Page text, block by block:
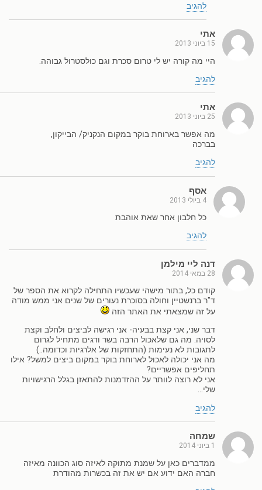
להגיב
אתי
15 ביוני 2013
היי מה קורה יש לי טרום סכרת וגם כולסטרול גבוהה.
להגיב
אתי
25 ביוני 2013
מה אפשר בארוחת בוקר במקום הנקניק/ הבייקון,
בברכה
להגיב
אסף
4 ביולי 2013
כל חלבון אחר שאת אוהבת
להגיב
דנה ליי מילמן
28 במאי 2014
קודם כל, בתור מישהי שעכשיו התחילה לקרוא את הספר של
ד"ר ברנשטיין וחולה בסוכרת נעורים של שנים אני ממש מודה
על זה שמצאתי את האתר הזה
דבר שני, אני קצת בבעיה- אני רגישה לביצים ולחלב וקצת
לסויה. מה גם שלאכול הרבה בשר ודגים מתחיל לגרום
לתגובות לא נעימות (התחזקות של אלרגיות וכדומה..)
מה אני יכולה לאכול לארוחת בוקר במקום ביצים למשל? אילו
תחליפים אפשריים?
אני לא רוצה לוותר על ההזדמנות להתאזן בגלל הרגישויות
שלי…
להגיב
שמחה
1 ביוני 2014
ממדברים כאן על שמנת מתוקה לאיזה סוג הכוונה מאיזה
חברה האם ידוע אם יש את זה בכשרות מהודרת